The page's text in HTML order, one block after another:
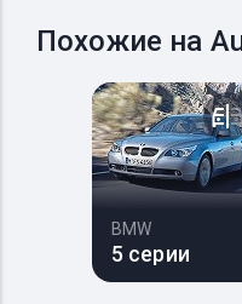
Похожие на
BMW
5 серии